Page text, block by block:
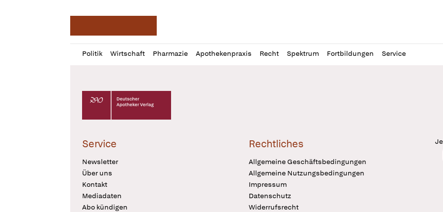
Politik Wirtschaft Pharmazie Apothekenpraxis Recht Spektrum Fortbildungen Service
Profil
öffnen
Daz
Pur
Deutscher Apotheker Verlag Logo
Service
Newsletter
Über uns
Kontakt
Mediadaten
Abo kündigen
Rechtliches
Allgemeine Geschäftsbedingungen
Allgemeine Nutzungsbedingungen
Impressum
Datenschutz
Widerrufsrecht